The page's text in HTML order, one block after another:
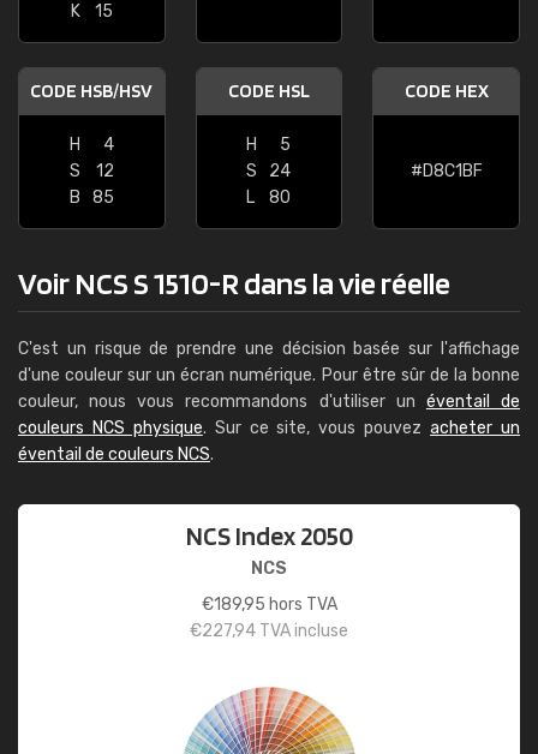
K
15
CODE HSB/HSV
H
4
S
12
B
85
CODE HSL
H
5
S
24
L
80
CODE HEX
#D8C1BF
Voir NCS S 1510-R dans la vie réelle
C'est un risque de prendre une décision basée sur l'affichage
d'une couleur sur un écran numérique. Pour être sûr de la bonne
couleur, nous vous recommandons d'utiliser un éventail de
couleurs NCS physique. Sur ce site, vous pouvezacheter un
éventail de couleurs NCS.
NCS Index 2050
NCS
€189,95 hors TVA
€227,94 TVA incluse